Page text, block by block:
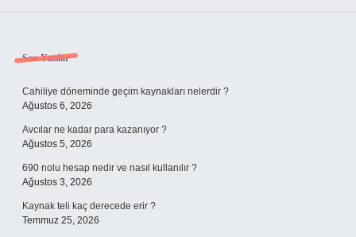
Sidebar
Son Yazılar
Cahiliye döneminde geçim kaynakları nelerdir ?
Ağustos 6, 2026
Avcılar ne kadar para kazanıyor ?
Ağustos 5, 2026
690 nolu hesap nedir ve nasıl kullanılır ?
Ağustos 3, 2026
Kaynak teli kaç derecede erir ?
Temmuz 25, 2026